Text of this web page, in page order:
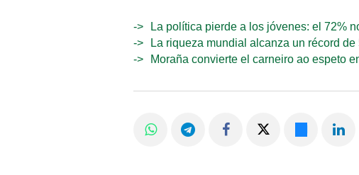
La política pierde a los jóvenes: el 72%
La riqueza mundial alcanza un récord
Moraña convierte el carneiro ao espeto